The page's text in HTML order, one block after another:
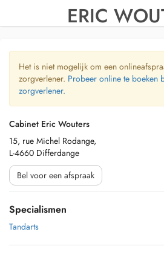
ERIC
Het is niet mogelijk om een
zorgverlener. Probeer online te boeken
zorgverlener.
Cabinet Eric Wouters
15, rue Michel Rodange,
L-4660 Differdange
Bel voor een afspraak
Specialismen
Tandarts